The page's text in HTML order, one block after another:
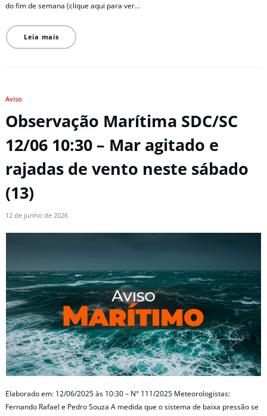
do fim de semana (clique aqui para ver…
Leia mais
Aviso
Observação Marítima SDC/SC
12/06 10:30 – Mar agitado e
rajadas de vento neste sábado
(13)
12 de junho de 2026
Elaborado em: 12/06/2025 às 10:30 – N° 111/2025 Meteorologistas:
Fernando Rafael e Pedro Souza A medida que o sistema de baixa pressão se